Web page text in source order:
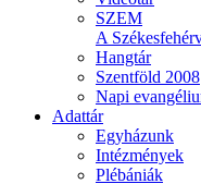
SZEM
A
Hangtár
Szentföld 2008
Napi
Adattár
Egyházunk
Intézmények
Plébániák